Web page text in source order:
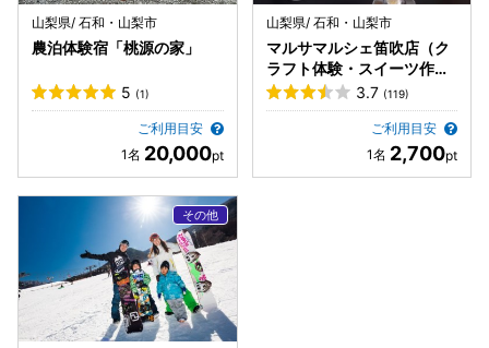
山梨県/ 石和・山梨市
農泊体験宿「桃源の家」
5 (1)
ご利用目安
20,000
山梨県/ 石和・山梨市
マルサマルシェ笛吹店（ク
ラフト体験・スイーツ作
り）
3.7 (119)
ご利用目安
2,700